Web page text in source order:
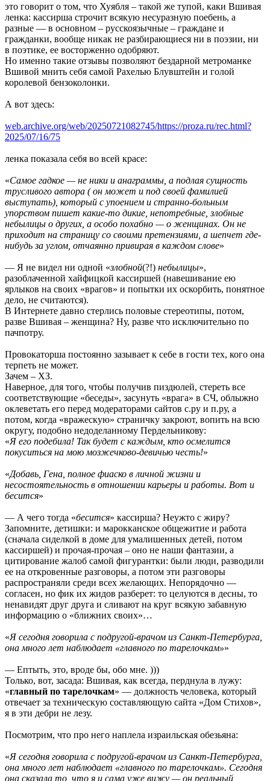
это говорит о том, что Хуябля – такой же тупой, каки Вшивая
ленка: кассирша строчит всякую несуразную поебень, а
разные — в основном – русскоязычные – граждане и
гражданки, вообще никак не разбирающиеся ни в поэзии, ни
в поэтике, ее восторженно одобряют.
Но именно такие отзывы позволяют бездарной метроманке
Вшивой мнить себя самой Рахелью Блувштейн и голой
королевой бензоколонки.
А вот здесь:
web.archive.org/web/20250721082745/https://proza.ru/rec.html?
2025/07/16/75
ленка показала себя во всей красе:
«Самое гадкое — не ники и анаграммы, а подлая сущность
трусливого автора ( он может и под своей фамилией
выступать), который с упоением и странно-больным
упорством пишет какие-то дикие, непотребные, злобные
небылицы о других, а особо похабно — о женщинах. Он не
приходит на страницу со своими претензиями, а шепчет где-
нибудь за углом, отчаянно привирая в каждом слове»
— Я не видел ни одной «злобной(?!) небылицы»,
разоблаченной хайфицкой кассиршей (навешивание ею
ярлыков на своих «врагов» и попытки их оскорбить, понятное
дело, не считаются).
В Интернете давно стерлись половые стереотипы, потом,
разве Вшивая – женщина? Ну, разве что исключительно по
пачпотру.
Провокаторша постоянно зазывает к себе в гости тех, кого она
терпеть не может.
Зачем – ХЗ.
Наверное, для того, чтобы получив пиздюлей, стереть все
соответствующие «беседы», засунуть «врага» в СЧ, облыжно
оклеветать его перед модераторами сайтов с.ру и п.ру, а
потом, когда «вражескую» страничку закроют, вопить на всю
округу, подобно недоделанному Пердельникову:
«Я его подебила! Так будет с каждым, кто осмелится
покуситься на мою мозжечково-девичью честь!»
«Добавь, Гена, полное фиаско в личной жизни и
несостоятельность в отношении карьеры и работы. Вот и
бесится»
— А чего тогда «бесится» кассирша? Неужто с жиру?
Запомните, детишки: и марокканское общежитие и работа
(сначала сиделкой в доме для умалишенных детей, потом
кассиршей) и прочая-прочая – оно не наши фантазии, а
цитирование жалоб самой фигурантки: были люди, разводили
ее на откровенные разговоры, а потом эти разговоры
распространяли среди всех желающих. Непорядочно —
согласен, но фик их жидов разберет: то целуются в десны, то
ненавидят друг друга и сливают на круг всякую забавную
информацию о «ближних своих»…
«Я сегодня говорила с подругой-врачом из Санкт-Петербурга,
она много лет наблюдает «главного по тарелочкам»»
— Ептыть, это, вроде бы, обо мне. )))
Только, вот, засада: Вшивая, как всегда, перднула в лужу:
«главный по тарелочкам» — должность человека, который
отвечает за техническую составляющую сайта «Дом Стихов»,
я в эти дебри не лезу.
Посмотрим, что про него наплела израильская обезьяна:
«Я сегодня говорила с подругой-врачом из Санкт-Петербурга,
она много лет наблюдает «главного по тарелочкам». Сегодня
она сказала то, что я и сама уже вижу — он реальный